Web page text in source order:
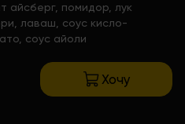
айсберг, помидор, лук
лаваш, соус кисло-
соус айоли
Хочу